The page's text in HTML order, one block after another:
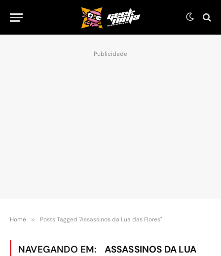
Publicidade
Home » Posts Tagged "Assassinos da Lua das Flores"
NAVEGANDO EM:
ASSASSINOS DA LUA